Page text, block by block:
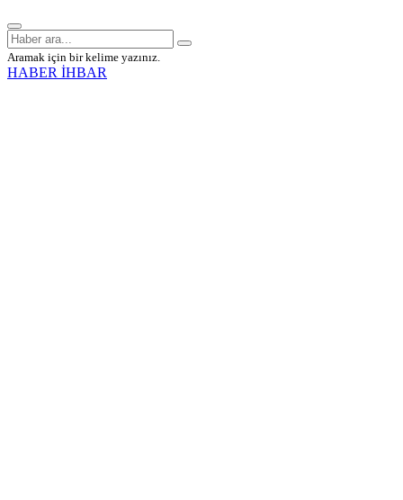
Aramak için bir kelime yazınız.
HABER İHBAR